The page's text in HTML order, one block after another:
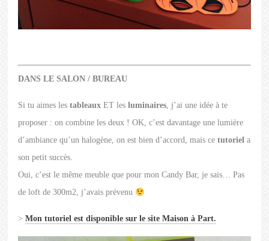
DANS LE SALON / BUREAU
Si tu aimes lestableaux ET lesluminaires, j’ai une idée à te
proposer : on combine les deux ! OK, c’est davantage une lumière
d’ambiance qu’un halogène, on est bien d’accord, mais cetutoriel a
son petit succès.
Oui, c’est le même meuble que pour mon Candy Bar, je sais… Pas
de loft de 300m2, j’avais prévenu
>Mon tutoriel est disponible sur le site Maison à Part.